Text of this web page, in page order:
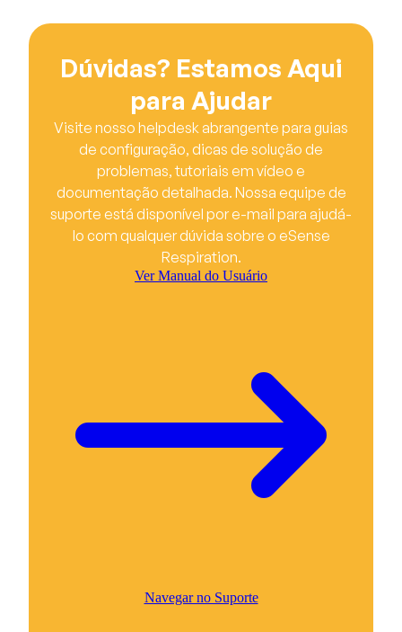
Dúvidas? Estamos Aqui
para Ajudar
Visite nosso helpdesk abrangente para guias
de configuração, dicas de solução de
problemas, tutoriais em vídeo e
documentação detalhada. Nossa equipe de
suporte está disponível por e-mail para ajudá-
lo com qualquer dúvida sobre o eSense
Respiration.
Ver Manual do Usuário
Navegar no Suporte